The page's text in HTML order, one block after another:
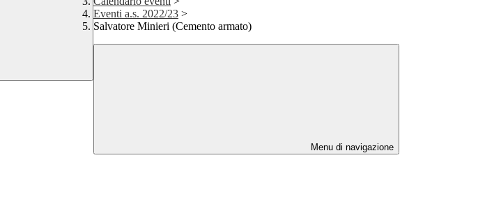
Eventi a.s. 2022/23 >
Salvatore Minieri (Cemento armato)
Menu di navigazione